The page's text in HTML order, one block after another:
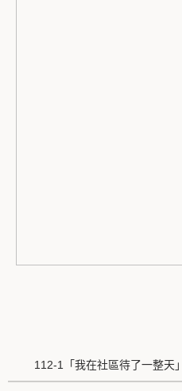
112-1「我在社區待了一整天